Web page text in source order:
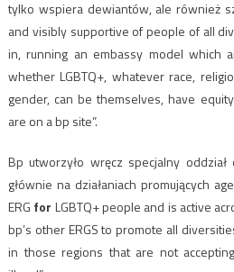
tylko wspiera dewiantów, ale również
and visibly supportive of people of all
in, running an embassy model which
whether LGBTQ+, whatever race,
gender, can be themselves, have
are on a bp site”.
Bp utworzyło wręcz specjalny
głównie na działaniach promujących
ERG for LGBTQ+ people and is active
bp’s other ERGS to promote all
in those regions that are not